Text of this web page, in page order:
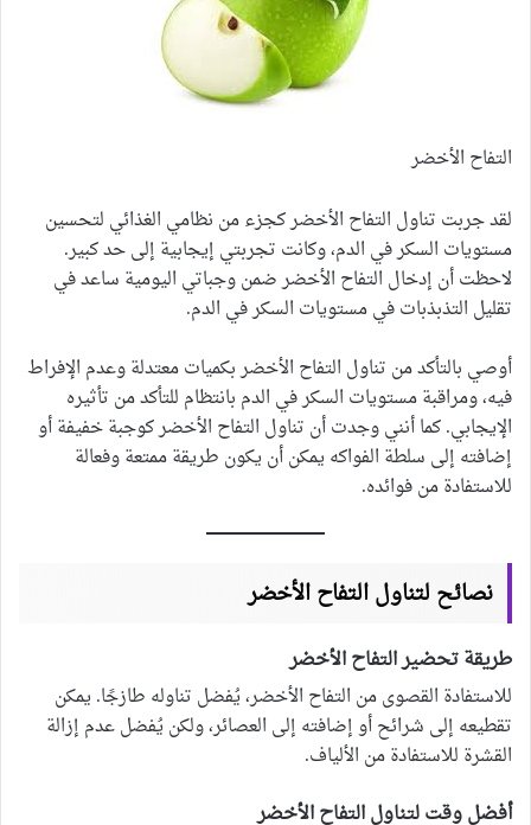
التفاح الأخضر
لقد جربت تناول التفاح الأخضر كجزء من نظامي الغذائي لتحسين
مستويات السكر في الدم، وكانت تجربتي إيجابية إلى حد كبير.
لاحظت أن إدخال التفاح الأخضر ضمن وجباتي اليومية ساعد في
تقليل التذبذبات في مستويات السكر في الدم.
أوصي بالتأكد من تناول التفاح الأخضر بكميات معتدلة وعدم الإفراط
فيه، ومراقبة مستويات السكر في الدم بانتظام للتأكد من تأثيره
الإيجابي. كما أنني وجدت أن تناول التفاح الأخضر كوجبة خفيفة أو
إضافته إلى سلطة الفواكه يمكن أن يكون طريقة ممتعة وفعالة
للاستفادة من فوائده.
نصائح لتناول التفاح الأخضر
طريقة تحضير التفاح الأخضر
للاستفادة القصوى من التفاح الأخضر، يُفضل تناوله طازجًا. يمكن
تقطيعه إلى شرائح أو إضافته إلى العصائر، ولكن يُفضل عدم إزالة
القشرة للاستفادة من الألياف.
أفضل وقت لتناول التفاح الأخضر